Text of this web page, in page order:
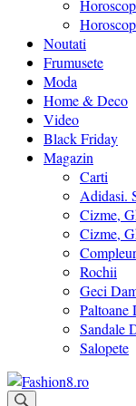
Noutati
Frumusete
Moda
Home & Deco
Video
Black Friday
Magazin
Carti
Adidasi.
Cizme,
Cizme,
Rochii
Geci
Paltoane
Sandale
Salopete